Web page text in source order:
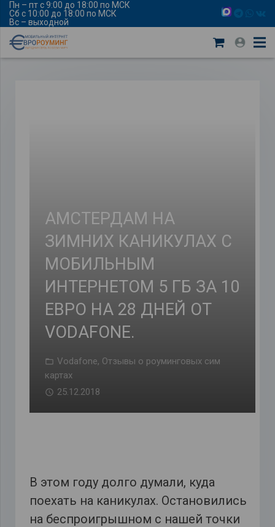
Пн – пт с 9:00 до 18:00 по МСК
Сб с 10:00 до 18:00 по МСК
Вс – выходной
АМСТЕРДАМ НА
ЗИМНИХ КАНИКУЛАХ С
МОБИЛЬНЫМ
ИНТЕРНЕТОМ 5 ГБ ЗА 10
ЕВРО НА 28 ДНЕЙ ОТ
VODAFONE.
Vodafone, Отзывы о роуминговых сим
картах
25.12.2018
В этом году долго думали, куда
поехать на каникулах. Остановились
на беспроигрышном с нашей точки